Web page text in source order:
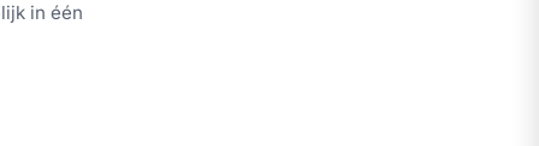
in één